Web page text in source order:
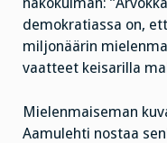
demokratiassa on,
miljonäärin
vaatteet keisarilla
Mielenmaiseman
Aamulehti nostaa